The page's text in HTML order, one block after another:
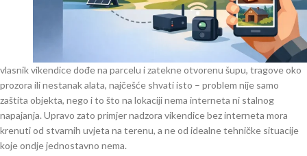
vlasnik vikendice dođe na parcelu i zatekne otvorenu šupu, tragove oko
prozora ili nestanak alata, najčešće shvati isto – problem nije samo
zaštita objekta, nego i to što na lokaciji nema interneta ni stalnog
napajanja. Upravo zato primjer nadzora vikendice bez interneta mora
krenuti od stvarnih uvjeta na terenu, a ne od idealne tehničke situacije
koje ondje jednostavno nema.